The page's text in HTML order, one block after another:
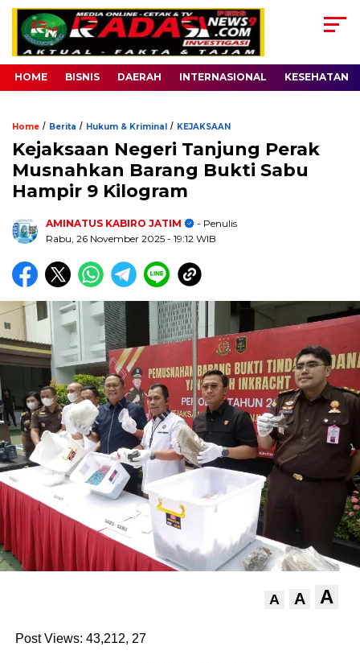
HOME BISNIS DAERAH INTERNASIONAL KESEHATAN
Home / Berita / Hukum & Kriminal / KEJAKSAAN
Kejaksaan Negeri Tanjung Perak
Musnahkan Barang Bukti Sabu
Hampir 9 Kilogram
AMINATUS KABIRO JATIM
- Penulis
Rabu, 26 November 2025 - 19:12 WIB
A A A
Post Views: 43,212, 27